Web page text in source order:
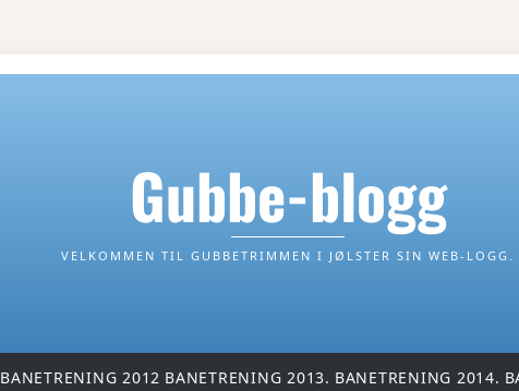
Gubbe-blogg
VELKOMMEN TIL GUBBETRIMMEN I JØLSTER SIN WEB-LOGG.
BANETRENING 2012 BANETRENING 2013. BANETRENING 2014.